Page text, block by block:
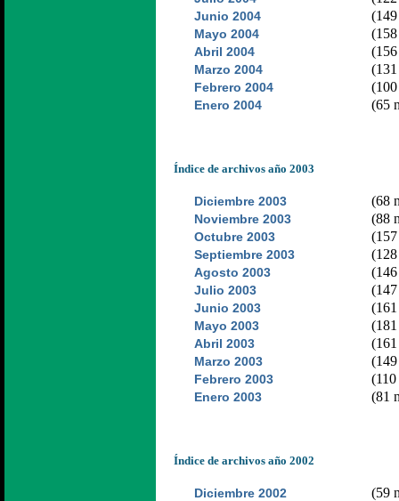
Junio 2004
Mayo 2004
Abril 2004
Marzo 2004
Febrero 2004
Enero 2004 (65
Índice de archivos año 2003
Diciembre 2003 (68
Noviembre 2003 (88
Octubre 2003
Septiembre 2003
Agosto 2003
Julio 2003
Junio 2003
Mayo 2003
Abril 2003
Marzo 2003
Febrero 2003
Enero 2003 (81
Índice de archivos año 2002
Diciembre 2002 (59